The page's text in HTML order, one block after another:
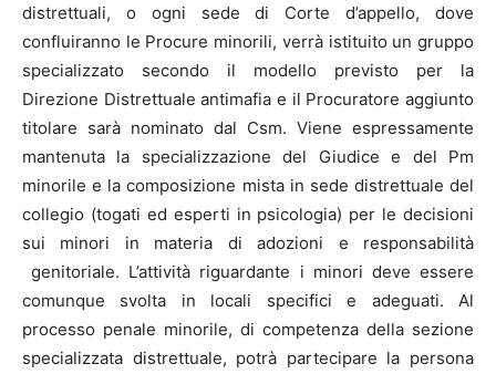
distrettuali, o ogni sede di Corte d’appello, dove
confluiranno le Procure minorili, verrà istituito un gruppo
specializzato secondo il modello previsto per la
Direzione Distrettuale antimafia e il Procuratore aggiunto
titolare sarà nominato dal Csm. Viene espressamente
mantenuta la specializzazione del Giudice e del Pm
minorile e la composizione mista in sede distrettuale del
collegio (togati ed esperti in psicologia) per le decisioni
sui minori in materia di adozioni e responsabilità
genitoriale. L’attività riguardante i minori deve essere
comunque svolta in locali specifici e adeguati. Al
processo penale minorile, di competenza della sezione
specializzata distrettuale, potrà partecipare la persona